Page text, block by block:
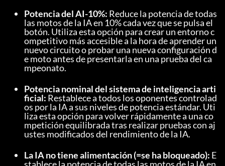
Potencia del AI-10%: Reduce la potencia de todas
las motos de la IA en 10% cada vez que se pulsa el
botón. Utiliza esta opción para crear un entorno c
ompetitivo más accesible a la hora de aprender un
nuevo circuito o probar una nueva configuración d
e moto antes de presentarla en una prueba del ca
mpeonato.
Potencia nominal del sistema de inteligencia arti
ficial: Restablece a todos los oponentes controlad
os por la IA a sus niveles de potencia estándar. Uti
liza esta opción para volver rápidamente a una co
mpetición equilibrada tras realizar pruebas con aj
ustes modificados del rendimiento de la IA.
La IA no tiene alimentación (=se ha bloqueado): E